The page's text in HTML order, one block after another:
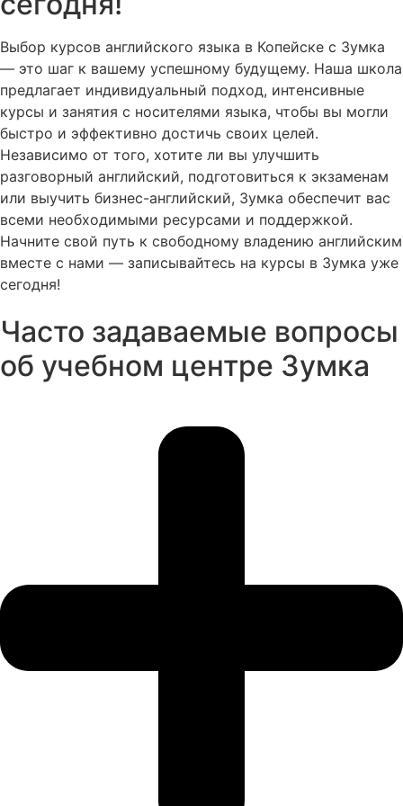
Выбор курсов английского языка в Копейске с Зумка
— это шаг к вашему успешному будущему. Наша школа
предлагает индивидуальный подход, интенсивные
курсы и занятия с носителями языка, чтобы вы могли
быстро и эффективно достичь своих целей.
Независимо от того, хотите ли вы улучшить
разговорный английский, подготовиться к экзаменам
или выучить бизнес-английский, Зумка обеспечит вас
всеми необходимыми ресурсами и поддержкой.
Начните свой путь к свободному владению английским
вместе с нами — записывайтесь на курсы в Зумка уже
сегодня!
Часто задаваемые вопросы
об учебном центре Зумка